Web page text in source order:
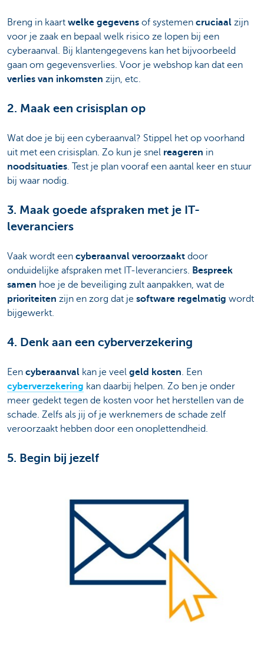
Breng in kaart welke gegevens of systemen cruciaal zijn
voor je zaak en bepaal welk risico ze lopen bij een
cyberaanval. Bij klantengegevens kan het bijvoorbeeld
gaan om gegevensverlies. Voor je webshop kan dat een
verlies van inkomsten zijn, etc.
2. Maak een crisisplan op
Wat doe je bij een cyberaanval? Stippel het op voorhand
uit met een crisisplan. Zo kun je snel reageren in
noodsituaties. Test je plan vooraf een aantal keer en stuur
bij waar nodig.
3. Maak goede afspraken met je IT-
leveranciers
Vaak wordt een cyberaanval veroorzaakt door
onduidelijke afspraken met IT-leveranciers. Bespreek
samen hoe je de beveiliging zult aanpakken, wat de
prioriteiten zijn en zorg dat je software regelmatig wordt
bijgewerkt.
4. Denk aan een cyberverzekering
Een cyberaanval kan je veel geld kosten. Een
cyberverzekering kan daarbij helpen. Zo ben je onder
meer gedekt tegen de kosten voor het herstellen van de
schade. Zelfs als jij of je werknemers de schade zelf
veroorzaakt hebben door een onoplettendheid.
5. Begin bij jezelf